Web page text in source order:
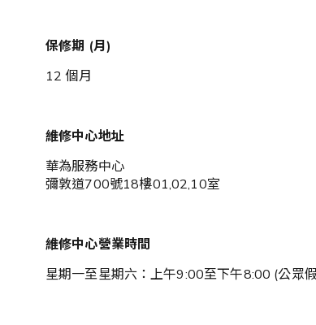
保修期 (月)
12 個月
維修中心地址
華為服務中心
彌敦道700號18樓01,02,10室
維修中心營業時間
星期一至星期六：上午9:00至下午8:00 (公眾